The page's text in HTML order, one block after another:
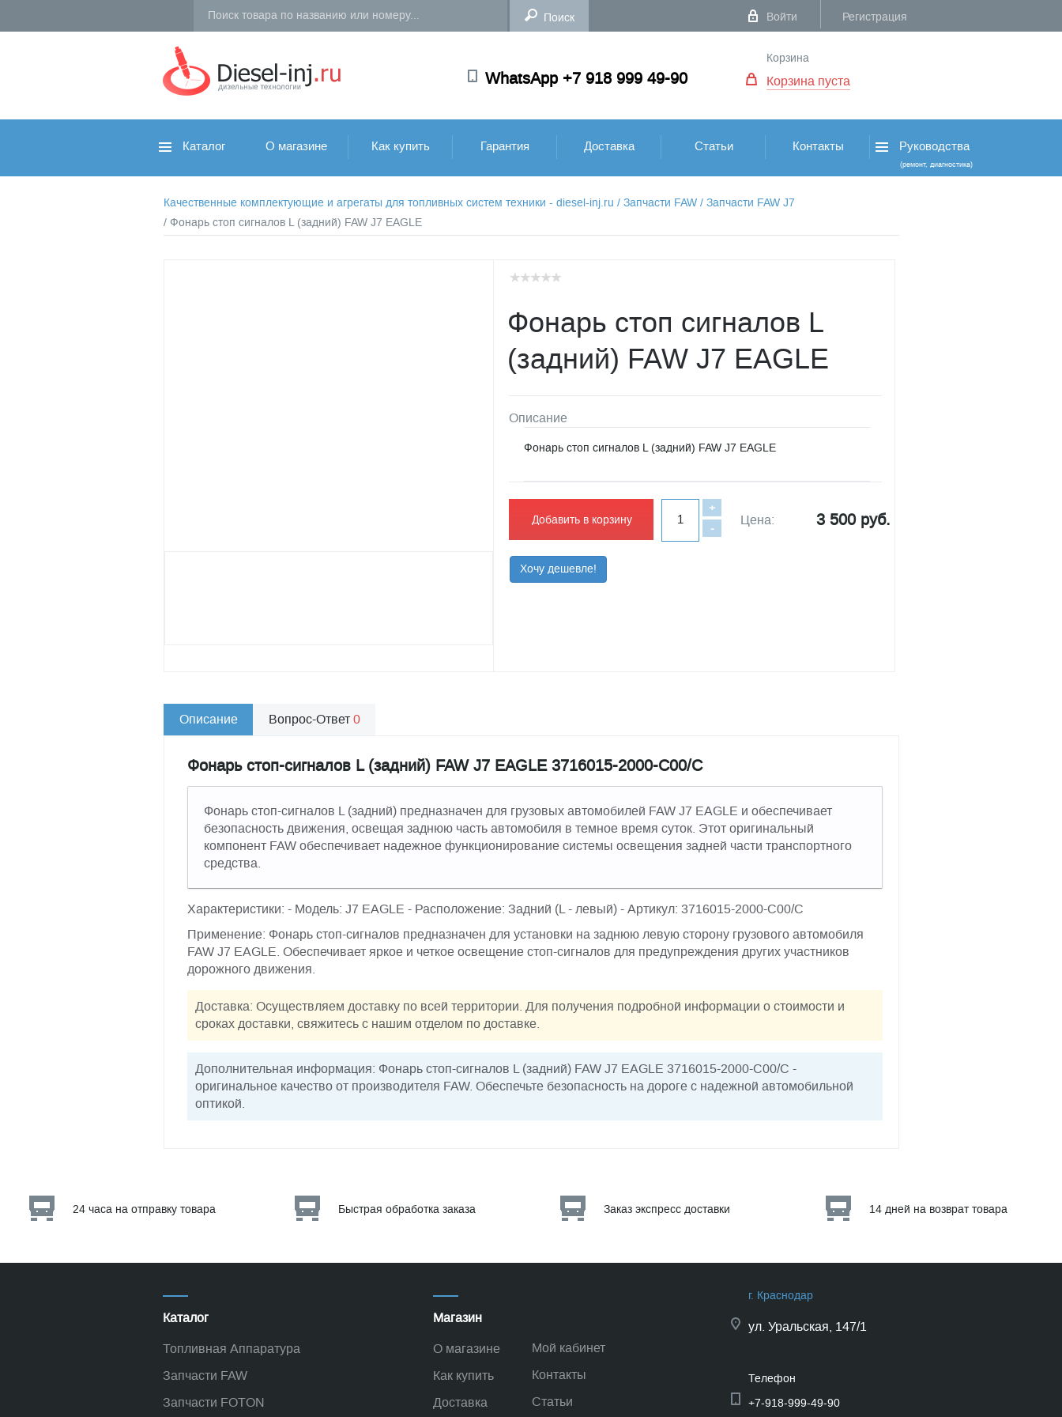
Войти Регистрация
WhatsApp +7 918 999 49-90
Корзина
Корзина пуста
Каталог О магазине Как купить Гарантия Доставка Статьи Контакты Руководства
(ремонт, диагностика)
Качественные комплектующие и агрегаты для топливных систем техники - diesel-inj.ru / Запчасти FAW / Запчасти FAW J7
/ Фонарь стоп сигналов L (задний) FAW J7 EAGLE
Фонарь стоп сигналов L
(задний) FAW J7 EAGLE
Описание
Фонарь стоп сигналов L (задний) FAW J7 EAGLE
Цена: 3 500 руб.
Добавить в корзину
-
+
Хочу дешевле!
Описание Вопрос-Ответ0
Фонарь стоп-сигналов L (задний) FAW J7 EAGLE 3716015-2000-C00/C
Фонарь стоп-сигналов L (задний) предназначен для грузовых автомобилей FAW J7 EAGLE и обеспечивает
безопасность движения, освещая заднюю часть автомобиля в темное время суток. Этот оригинальный
компонент FAW обеспечивает надежное функционирование системы освещения задней части транспортного
средства.
Характеристики: - Модель: J7 EAGLE - Расположение: Задний (L - левый) - Артикул: 3716015-2000-C00/C
Применение: Фонарь стоп-сигналов предназначен для установки на заднюю левую сторону грузового автомобиля
FAW J7 EAGLE. Обеспечивает яркое и четкое освещение стоп-сигналов для предупреждения других участников
дорожного движения.
Доставка: Осуществляем доставку по всей территории. Для получения подробной информации о стоимости и
сроках доставки, свяжитесь с нашим отделом по доставке.
Дополнительная информация: Фонарь стоп-сигналов L (задний) FAW J7 EAGLE 3716015-2000-C00/C -
оригинальное качество от производителя FAW. Обеспечьте безопасность на дороге с надежной автомобильной
оптикой.
24 часа на отправку товара Быстрая обработка заказа Заказ экспресс доставки 14 дней на возврат товара
Каталог
Топливная Аппаратура
Запчасти FAW
Запчасти FOTON
Магазин
О магазине
Как купить
Доставка
Мой кабинет
Контакты
Статьи
г. Краснодар
ул. Уральская, 147/1
Телефон
+7-918-999-49-90